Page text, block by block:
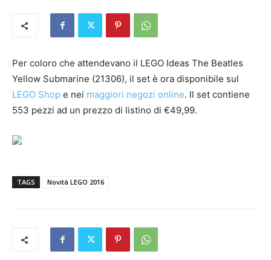
Per coloro che attendevano il LEGO Ideas The Beatles
Yellow Submarine (21306), il set è ora disponibile sul
LEGO Shop e nei maggiori negozi online. Il set contiene
553 pezzi ad un prezzo di listino di €49,99.
TAGS Novità LEGO 2016